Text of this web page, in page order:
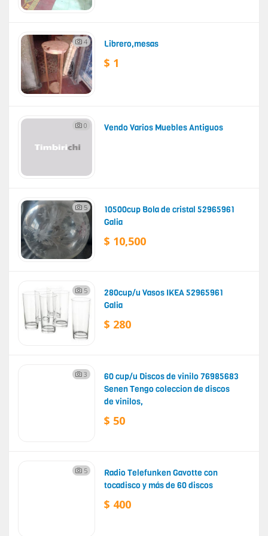
4 Librero,mesas
$ 1
0 Vendo Varios Muebles Antiguos
5
10500cup Bola de cristal 52965961
Galia
$ 10,500
5
280cup/u Vasos IKEA 52965961
Galia
$ 280
3
60 cup/u Discos de vinilo 76985683
Senen Tengo coleccion de discos
de vinilos,
$ 50
5
Radio Telefunken Gavotte con
tocadisco y más de 60 discos
$ 400